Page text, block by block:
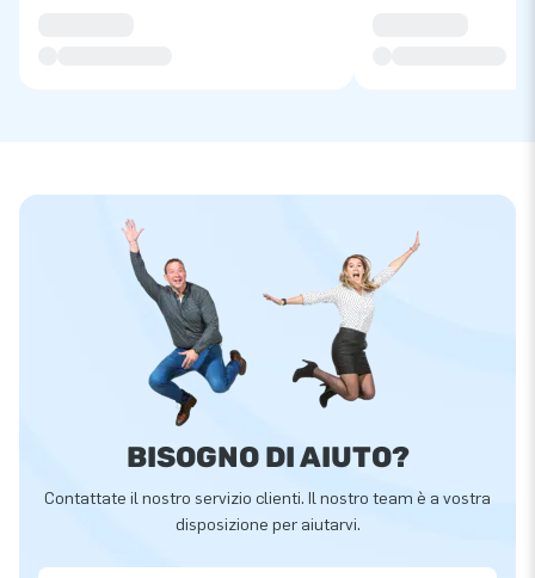
BISOGNO DI AIUTO?
Contattate il nostro servizio clienti. Il nostro team è a vostra
disposizione per aiutarvi.